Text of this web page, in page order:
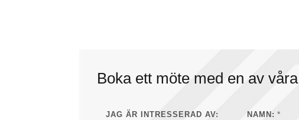
Boka ett möte med en av
JAG ÄR INTRESSERAD AV: NAMN: *